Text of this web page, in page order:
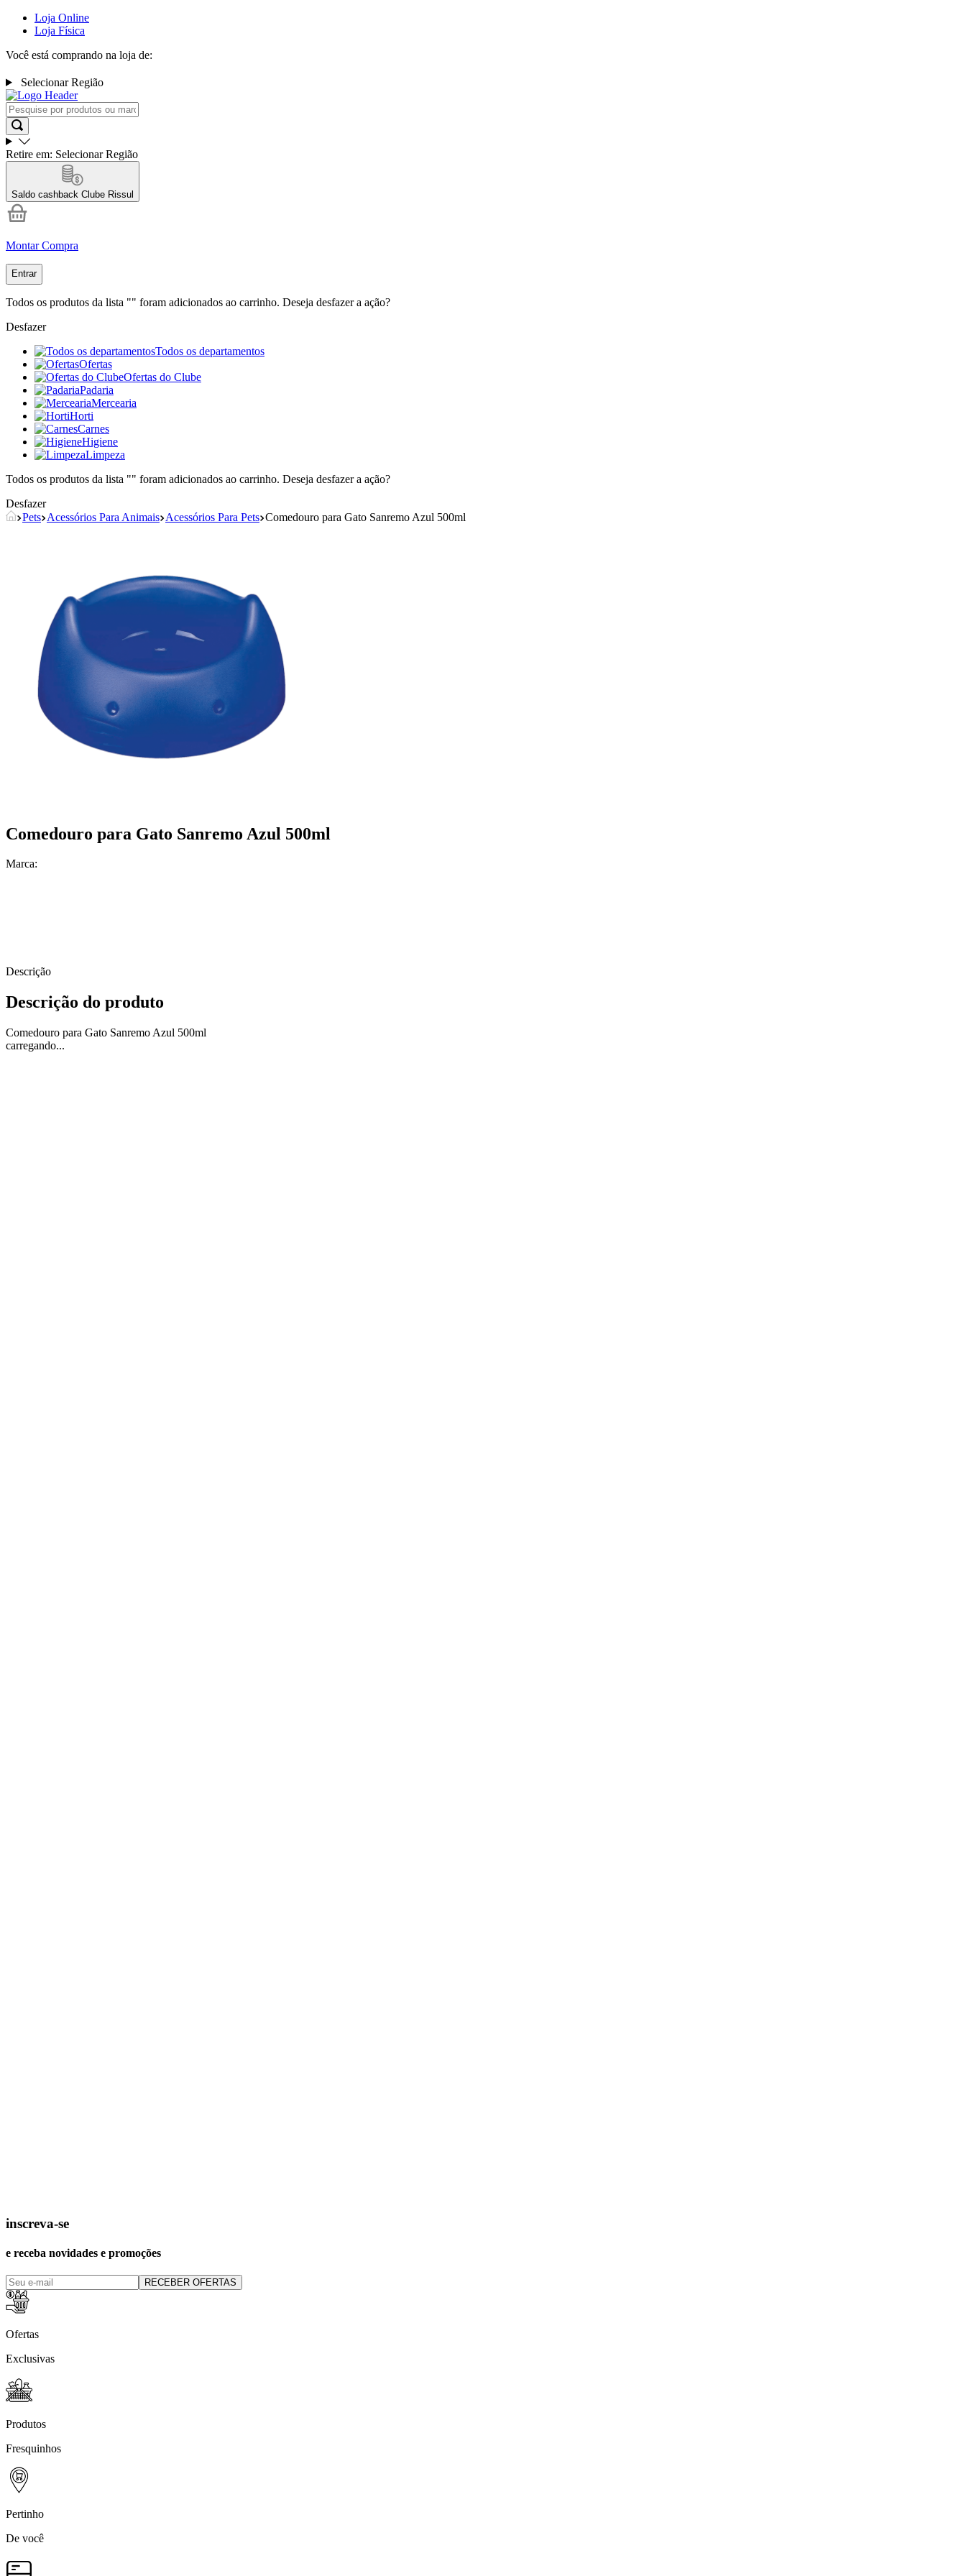
Loja Online
Loja Física
Você está comprando na loja de:
Selecionar Região
Retire em: Selecionar Região
Saldo cashback Clube Rissul
Montar Compra
Entrar
Todos os produtos da lista "" foram adicionados ao carrinho. Deseja desfazer a ação?
Desfazer
Todos os departamentos
Ofertas
Ofertas do Clube
Padaria
Mercearia
Horti
Carnes
Higiene
Limpeza
Todos os produtos da lista "" foram adicionados ao carrinho. Deseja desfazer a ação?
Desfazer
Pets Acessórios Para Animais Acessórios Para Pets Comedouro para Gato Sanremo Azul 500ml
Comedouro para Gato Sanremo Azul 500ml
Marca:
Descrição
Descrição do produto
Comedouro para Gato Sanremo Azul 500ml
carregando...
inscreva-se
e receba novidades e promoções
RECEBER OFERTAS
Ofertas
Exclusivas
Produtos
Fresquinhos
Pertinho
De você